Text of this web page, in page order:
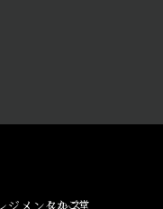
ジメンタルス
しかご堂